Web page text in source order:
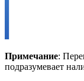
Примечание:
подразумевает